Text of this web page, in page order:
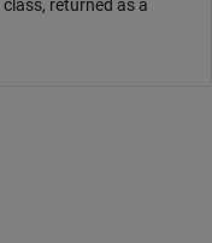
class, returned as a